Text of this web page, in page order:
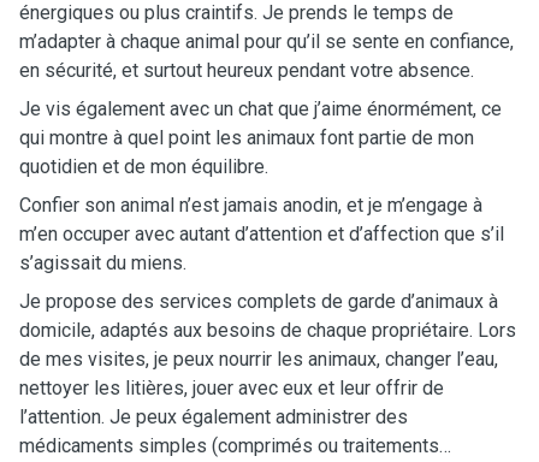
énergiques ou plus craintifs. Je prends le temps de
m’adapter à chaque animal pour qu’il se sente en confiance,
en sécurité, et surtout heureux pendant votre absence.
Je vis également avec un chat que j’aime énormément, ce
qui montre à quel point les animaux font partie de mon
quotidien et de mon équilibre.
Confier son animal n’est jamais anodin, et je m’engage à
m’en occuper avec autant d’attention et d’affection que s’il
s’agissait du miens.
Je propose des services complets de garde d’animaux à
domicile, adaptés aux besoins de chaque propriétaire. Lors
de mes visites, je peux nourrir les animaux, changer l’eau,
nettoyer les litières, jouer avec eux et leur offrir de
l’attention. Je peux également administrer des
médicaments simples (comprimés ou traitements